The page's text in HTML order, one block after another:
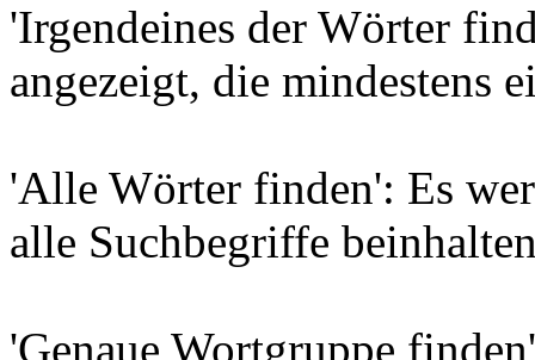
'Irgendeines der Wörter
angezeigt, die mindestens
'Alle Wörter finden': Es
alle Suchbegriffe
'Genaue Wortgruppe